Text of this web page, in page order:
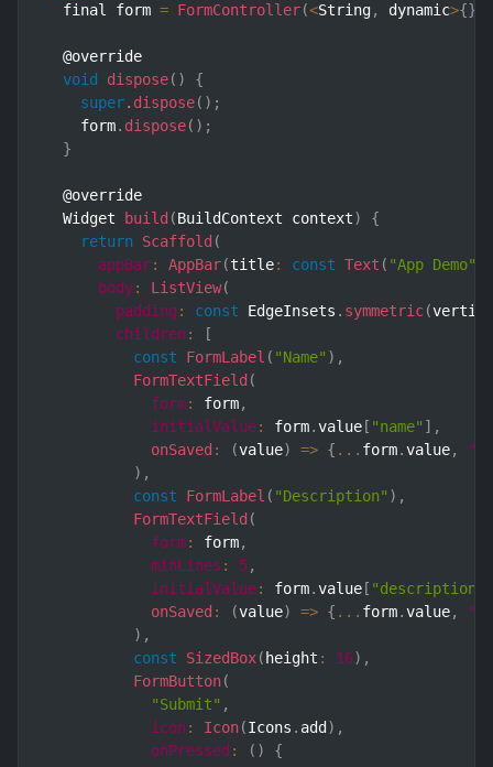
  final form
= FormController(<String, dynamic>{}
  @override
void
dispose( )
{
super. dispose( ) ;
    form
. dispose( ) ;
}
  @override
  Widget
build (BuildContext context)
{
return
Scaffold (
appBar: AppBar(title: const Text ( "App Demo"
body: ListView(
padding : const EdgeInsets . symmetric(
children :
[
const
FormLabel ( "Name" ) ,
FormTextField (
form: form,
initialValue: form.value [ "name" ] ,
onSaved : (value) => { ... form.value,
) ,
const
FormLabel ( "Description" ) ,
FormTextField (
form: form,
minLines : 5,
initialValue: form.value [ "description"
onSaved : (value) => { ... form.value,
) ,
const
SizedBox( height : 16) ,
FormButton(
"Submit" ,
icon : Icon(Icons . add ) ,
onPressed : ( )
{